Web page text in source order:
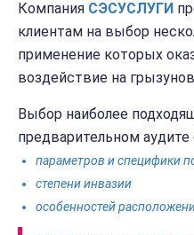
Компания СЭСУСЛУГИ
клиентам на выбор
применение которых
воздействие на
Выбор наиболее
предварительном
параметров и специфики
степени инвазии
особенностей